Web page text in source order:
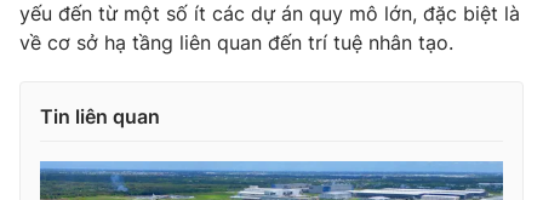
VTV4 Vươn mình bằng AI
VTV9
Liên hệ tòa soạn English
yếu đến từ một số ít các dự án quy mô lớn, đặc biệt là
về cơ sở hạ tầng liên quan đến trí tuệ nhân tạo.
Tin liên quan